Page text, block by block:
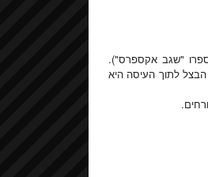
"שגב אקספרס").
לתוך העיסה היא